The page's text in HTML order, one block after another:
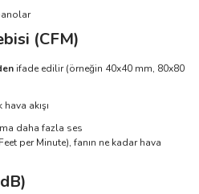
(CFM)
ifade edilir (örneğin 40x40 mm, 80x80
akışı
daha fazla ses
per Minute), fanın ne kadar hava